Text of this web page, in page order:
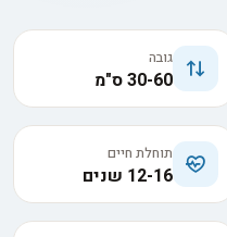
גובה
30-60 ס"מ
תוחלת חיים
12-16 שנים